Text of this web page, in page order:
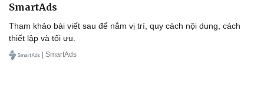
Săn Tour
Kể chuyện cho bé
SmartAds
Tham khảo bài viết sau để nắm vị trí, quy cách nội dung, cách
thiết lập và tối ưu.
| SmartAds